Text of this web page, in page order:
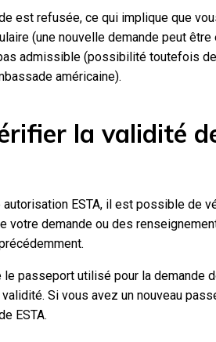
est refusée, ce qui implique que
(une nouvelle demande peut être
admissible (possibilité toutefois
américaine).
la validité
ESTA, il est possible de
votre demande ou des
le passeport utilisé pour la demande
Si vous avez un nouveau
ESTA.